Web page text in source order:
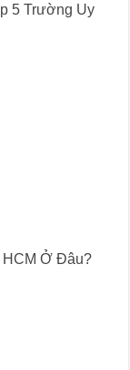
5 Trường Uy
HCM Ở Đâu?